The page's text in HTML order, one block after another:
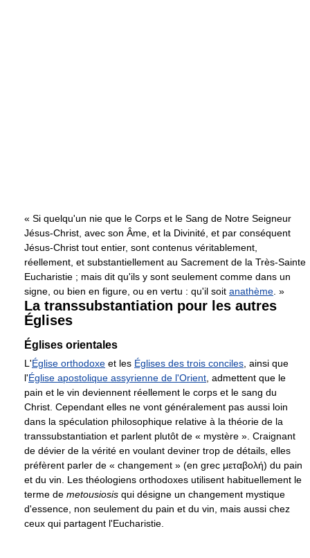
« Si quelqu'un nie que le Corps et le Sang de Notre Seigneur
Jésus-Christ, avec son Âme, et la Divinité, et par conséquent
Jésus-Christ tout entier, sont contenus véritablement,
réellement, et substantiellement au Sacrement de la Très-Sainte
Eucharistie ; mais dit qu'ils y sont seulement comme dans un
signe, ou bien en figure, ou en vertu : qu'il soit anathème . »
La transsubstantiation pour les autres
Églises
Églises orientales
L'Église orthodoxe et les Églises des trois conciles , ainsi que
l'Église apostolique assyrienne de l'Orient , admettent que le
pain et le vin deviennent réellement le corps et le sang du
Christ. Cependant elles ne vont généralement pas aussi loin
dans la spéculation philosophique relative à la théorie de la
transsubstantiation et parlent plutôt de « mystère ». Craignant
de dévier de la vérité en voulant deviner trop de détails, elles
préfèrent parler de « changement » (en grec μεταβολή) du pain
et du vin. Les théologiens orthodoxes utilisent habituellement le
terme de metousiosis qui désigne un changement mystique
d'essence, non seulement du pain et du vin, mais aussi chez
ceux qui partagent l'Eucharistie.